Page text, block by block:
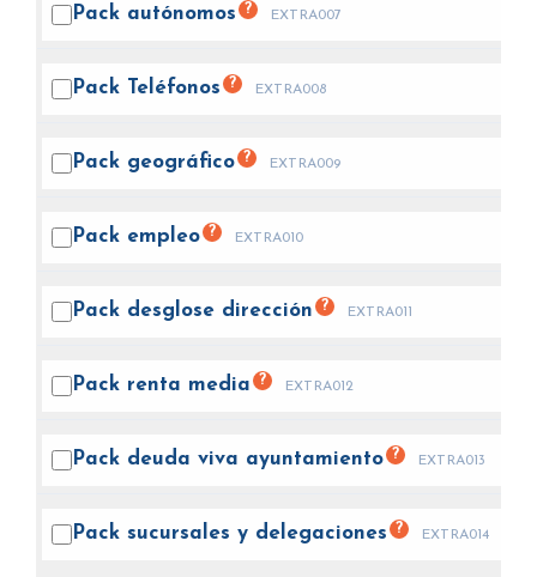
Pack autónomos ? EXTRA007
Pack Teléfonos ? EXTRA008
Pack geográfico ? EXTRA009
Pack empleo ? EXTRA010
Pack desglose dirección ? EXTRA011
Pack renta media ? EXTRA012
Pack deuda viva ayuntamiento ? EXTRA013
Pack sucursales y delegaciones ? EXTRA014